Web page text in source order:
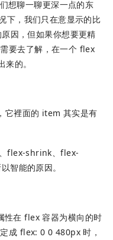
想聊一聊更深一点的东
下，我们只在意显示的比
因，但如果你想要更精
要去了解，在一个 flex
的。
它裡面的 item 其实是有
flex-shrink、flex-
智能的原因。
性在 flex 容器为横向的时
成 flex: 0 0 480px 时，